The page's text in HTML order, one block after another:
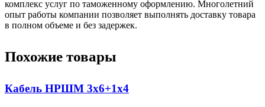
комплекс услуг по таможенному оформлению. Многолетний
опыт работы компании позволяет выполнять доставку товара
в полном объеме и без задержек.
Похожие товары
Кабель НРШМ 3х6+1х4